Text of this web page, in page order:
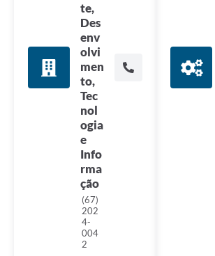
te,
Des
env
olvi
men
to,
Tec
nol
ogia
e
Info
rma
ção
(67)
202
4-
004
2